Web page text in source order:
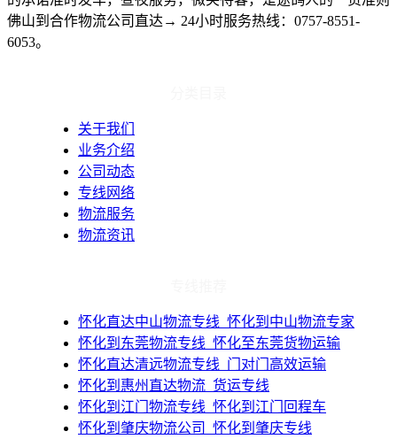
佛山到合作物流公司直达→ 24小时服务热线： 0757-8551-
6053。
关于我们
业务介绍
公司动态
专线网络
物流服务
物流资讯
​怀化直达中山物流专线_怀化到中山物流专家
​怀化到东莞物流专线_怀化至东莞货物运输
​怀化直达清远物流专线_门对门高效运输
​怀化到惠州直达物流_货运专线
​怀化到江门物流专线_怀化到江门回程车
​怀化到肇庆物流公司_怀化到肇庆专线